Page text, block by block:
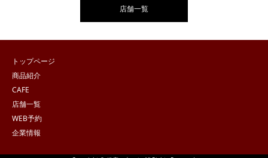
店舗一覧
トップページ
商品紹介
CAFE
店舗一覧
WEB予約
企業情報